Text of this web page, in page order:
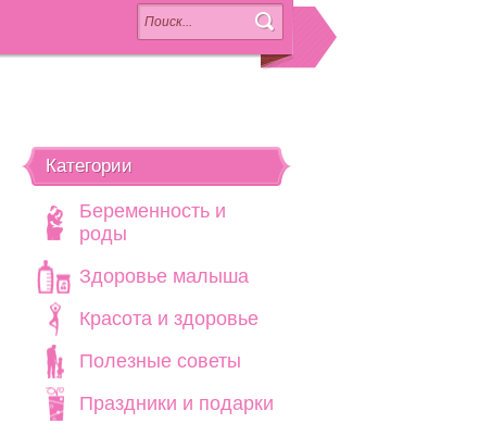
Категории
Беременность и
роды
Здоровье малыша
Красота и здоровье
Полезные советы
Праздники и подарки